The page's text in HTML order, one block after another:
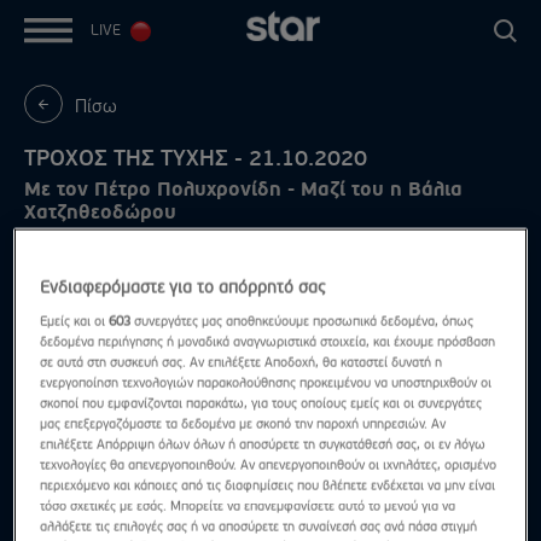
LIVE
Πίσω
ΤΡΟΧΟΣ ΤΗΣ ΤΥΧΗΣ - 21.10.2020
Με τον Πέτρο Πολυχρονίδη - Μαζί του η Βάλια
Χατζηθεοδώρου
Ενδιαφερόμαστε για το απόρρητό σας
Εμείς και οι603 συνεργάτες μας αποθηκεύουμε προσωπικά δεδομένα, όπως
δεδομένα περιήγησης ή μοναδικά αναγνωριστικά στοιχεία, και έχουμε πρόσβαση
σε αυτά στη συσκευή σας. Αν επιλέξετε Αποδοχή, θα καταστεί δυνατή η
ενεργοποίηση τεχνολογιών παρακολούθησης προκειμένου να υποστηριχθούν οι
σκοποί που εμφανίζονται παρακάτω, για τους οποίους εμείς και οι συνεργάτες
μας επεξεργαζόμαστε τα δεδομένα με σκοπό την παροχή υπηρεσιών. Αν
επιλέξετε Απόρριψη όλων όλων ή αποσύρετε τη συγκατάθεσή σας, οι εν λόγω
τεχνολογίες θα απενεργοποιηθούν. Αν απενεργοποιηθούν οι ιχνηλάτες, ορισμένο
περιεχόμενο και κάποιες από τις διαφημίσεις που βλέπετε ενδέχεται να μην είναι
τόσο σχετικές με εσάς. Μπορείτε να επανεμφανίσετε αυτό το μενού για να
αλλάξετε τις επιλογές σας ή να αποσύρετε τη συναίνεσή σας ανά πάσα στιγμή